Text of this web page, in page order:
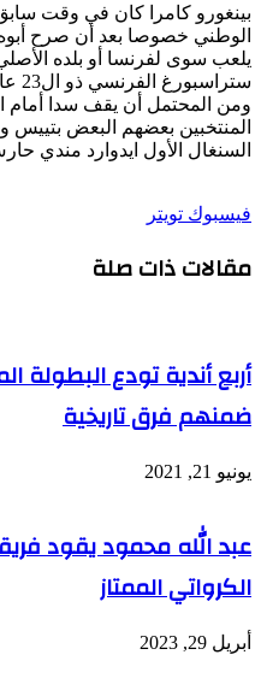
بينغورو كامرا كان في وقت
الوطني خصوصا بعد أن صرح أبوه
يلعب سوى لفرنسا أو بلده
ومن المحتمل أن يقف سدا أمام
المنتخبين بعضهم البعض
السنغال الأول ايدوارد مندي
فيسبوك تويتر
البريد
مقالات ذات صلة
أربع أندية تودع البطولة
ضمنهم فرق تاريخية
يونيو 21, 2021
عبد الله محمود يقود
الكرواتي الممتاز
أبريل 29, 2023